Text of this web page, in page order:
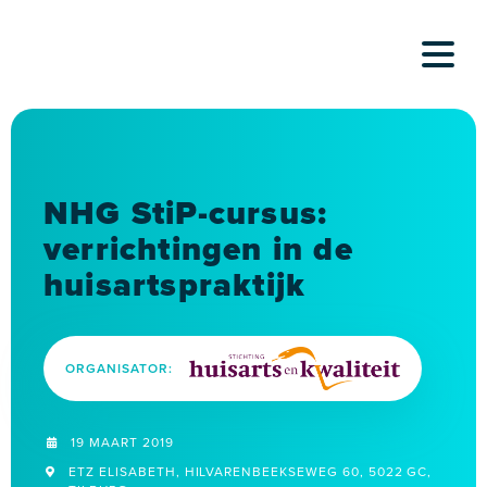
NHG StiP-cursus:
verrichtingen in de
huisartspraktijk
ORGANISATOR:
19 MAART 2019
ETZ ELISABETH, HILVARENBEEKSEWEG 60, 5022 GC,